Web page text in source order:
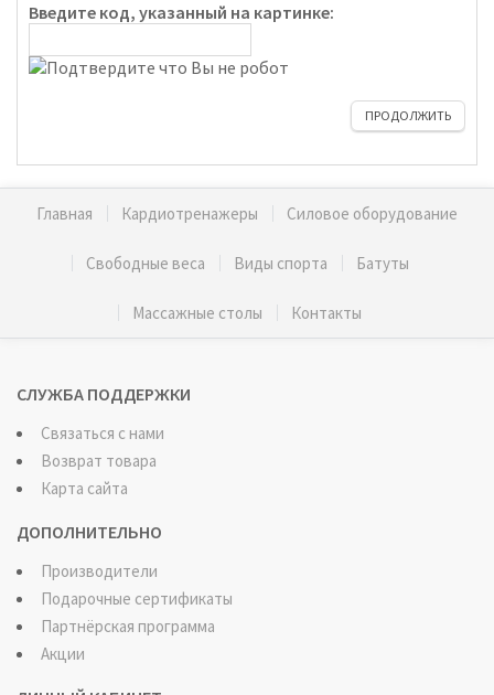
Введите код, указанный на картинке:
ПРОДОЛЖИТЬ
Главная Кардиотренажеры Силовое оборудование
Свободные веса Виды спорта Батуты
Массажные столы Контакты
СЛУЖБА ПОДДЕРЖКИ
Связаться с нами
Возврат товара
Карта сайта
ДОПОЛНИТЕЛЬНО
Производители
Подарочные сертификаты
Партнёрская программа
Акции